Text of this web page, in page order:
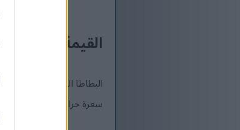
القيمة الغذائية
سعرة حرارية، بالإضافة إلى 41 غرامًا من الكربوهيدرات و6.6 غرامات من الألياف. هذا المزيج يجعل البطاطا الحلوة خيارًا ممتازًا لأي نظام غذائي.